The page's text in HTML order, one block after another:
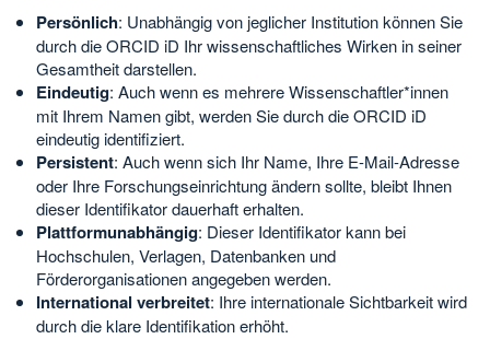
Persönlich: Unabhängig von jeglicher Institution können Sie
durch die ORCID iD Ihr wissenschaftliches Wirken in seiner
Gesamtheit darstellen.
Eindeutig: Auch wenn es mehrere Wissenschaftler*innen
mit Ihrem Namen gibt, werden Sie durch die ORCID iD
eindeutig identifiziert.
Persistent: Auch wenn sich Ihr Name, Ihre E-Mail-Adresse
oder Ihre Forschungseinrichtung ändern sollte, bleibt Ihnen
dieser Identifikator dauerhaft erhalten.
Plattformunabhängig: Dieser Identifikator kann bei
Hochschulen, Verlagen, Datenbanken und
Förderorganisationen angegeben werden.
International verbreitet: Ihre internationale Sichtbarkeit wird
durch die klare Identifikation erhöht.